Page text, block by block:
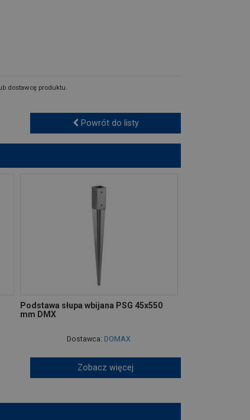
dostawcę produktu.
Powrót do listy
Podstawa słupa wbijana PSG 45x550
mm DMX
Dostawca: DOMAX
Zobacz więcej